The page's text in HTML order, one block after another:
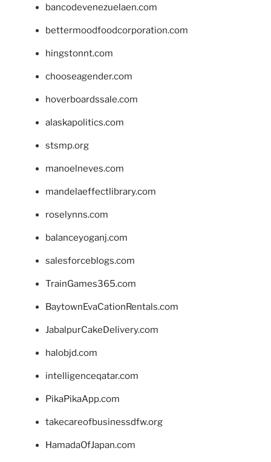
bancodevenezuelaen.com
bettermoodfoodcorporation.com
hingstonnt.com
chooseagender.com
hoverboardssale.com
alaskapolitics.com
stsmp.org
manoelneves.com
mandelaeffectlibrary.com
roselynns.com
balanceyoganj.com
salesforceblogs.com
TrainGames365.com
BaytownEvaCationRentals.com
JabalpurCakeDelivery.com
halobjd.com
intelligenceqatar.com
PikaPikaApp.com
takecareofbusinessdfw.org
HamadaOfJapan.com